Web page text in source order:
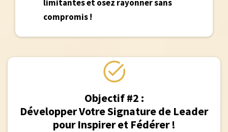
limitantes et osez rayonner sans
compromis !
Objectif #2 :
Développer Votre Signature de Leader
pour Inspirer et Fédérer !